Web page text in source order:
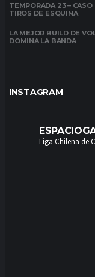
TEMPORADA 23 – CASO
TIROS DE ESQUINA
LA MEJOR BUILD DE
DOMINA LA BANDA
INSTAGRAM
Liga Chilena de